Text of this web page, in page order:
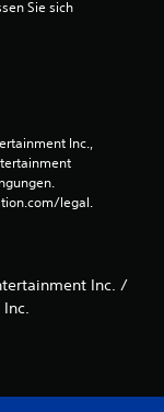
3
9
e
Sie sich
Inc.,
legal.
Inc. /